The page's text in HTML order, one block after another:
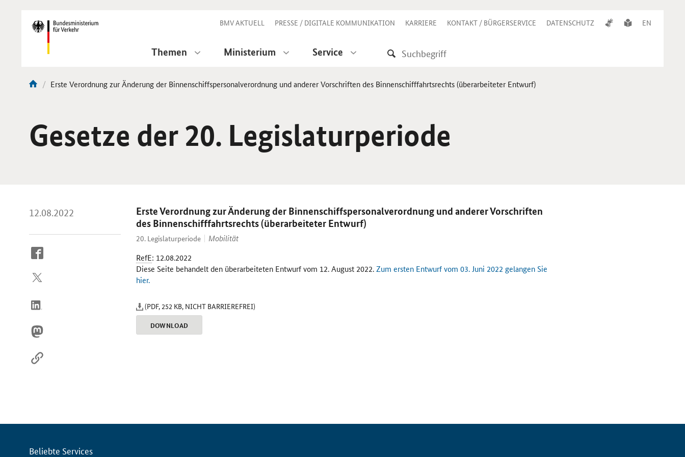
Navigation BMV AKTUELL PRESSE / DIGITALE KOMMUNIKATION KARRIERE KONTAKT / BÜRGERSERVICE DATENSCHUTZ EN
Themen Ministerium Service
Aktuelle
Erste Verordnung zur Änderung der Binnenschiffspersonalverordnung und anderer Vorschriften des Binnenschifffahrtsrechts (überarbeiteter Entwurf)
Gesetze der 20. Legislaturperiode
12.08.2022
So
Sie
Internet
Erste Verordnung zur Änderung der Binnenschiffspersonalverordnung und anderer Vorschriften
des Binnenschifffahrtsrechts (überarbeiteter Entwurf)
20. Legislaturperiode
Mobilität
RefE: 12.08.2022
Diese Seite behandelt den überarbeiteten Entwurf vom 12. August 2022.Zum ersten Entwurf vom 03. Juni 2022 gelangen Sie
hier.
(PDF, 252 KB, NICHT BARRIEREFREI)
DOWNLOAD
Servicemenü
Beliebte Services